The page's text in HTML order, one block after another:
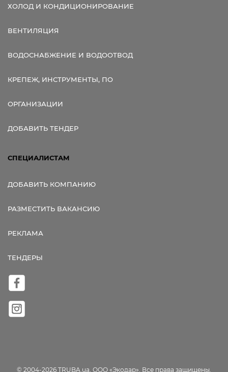
ХОЛОД И КОНДИЦИОНИРОВАНИЕ
ВЕНТИЛЯЦИЯ
ВОДОСНАБЖЕНИЕ И ВОДООТВОД
КРЕПЕЖ, ИНСТРУМЕНТЫ, ПО
ОРГАНИЗАЦИИ
ДОБАВИТЬ ТЕНДЕР
СПЕЦИАЛИСТАМ
ДОБАВИТЬ КОМПАНИЮ
РАЗМЕСТИТЬ ВАКАНСИЮ
РЕКЛАМА
ТЕНДЕРЫ
© 2004-2026 TRUBA.ua, ООО «Экодар». Все права защищены.